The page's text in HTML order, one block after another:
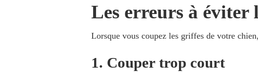
Les erreurs à éviter
Lorsque vous coupez les griffes de votre
1. Couper trop court